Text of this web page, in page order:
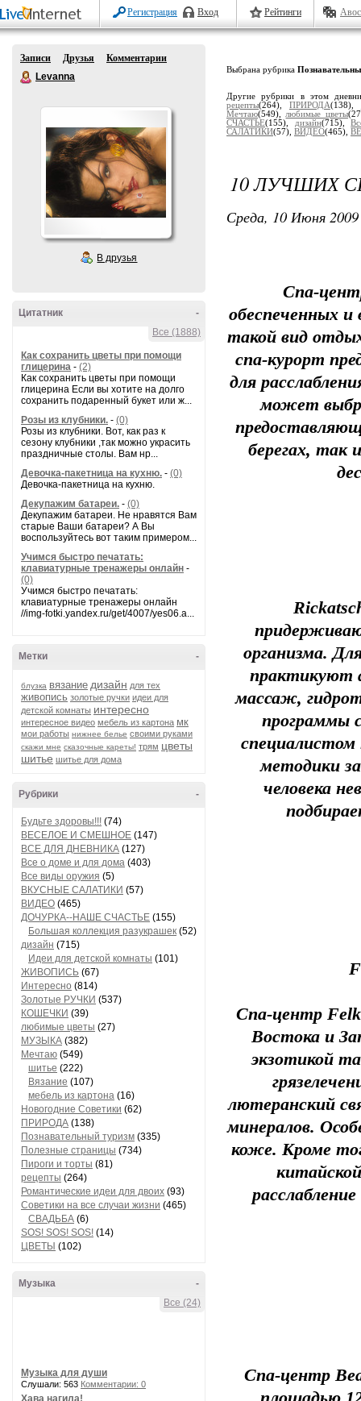
Регистрация Вход Рейтинги
Записи Друзья
Комментарии
Levanna
В друзья
-
Цитатник
Все (1888)
Как сохранить цветы при помощи
глицерина - (2)
Как сохранить цветы при помощи
глицерина Если вы хотите на долго
сохранить подаренный букет или ж...
Розы из клубники. - (0)
Розы из клубники. Вот, как раз к
сезону клубники ,так можно украсить
праздничные столы. Вам нр...
Девочка-пакетница на кухню. - (0)
Девочка-пакетница на кухню.
Декупажим батареи. - (0)
Декупажим батареи. Не нравятся Вам
старые Ваши батареи? А Вы
воспользуйтесь вот таким примером...
Учимся быстро печатать:
клавиатурные тренажеры онлайн -
(0)
Учимся быстро печатать:
клавиатурные тренажеры онлайн
//img-fotki.yandex.ru/get/4007/yes06.a...
-
Метки
блузка вязание дизайн для тех
живопись золотые ручки идеи для
детской комнаты интересно
интересное видео мебель из картона мк
мои работы нижнее белье своими руками
скажи мне сказочные кареты! трям цветы
шитье шитье для дома
-
Рубрики
Будьте здоровы!!! (74)
ВЕСЕЛОЕ И СМЕШНОЕ (147)
ВСЕ ДЛЯ ДНЕВНИКА (127)
Все о доме и для дома (403)
Все виды оружия (5)
ВКУСНЫЕ САЛАТИКИ (57)
ВИДЕО (465)
ДОЧУРКА--НАШЕ СЧАСТЬЕ (155)
Большая коллекция разукрашек (52)
дизайн (715)
Идеи для детской комнаты (101)
ЖИВОПИСЬ (67)
Интересно (814)
Золотые РУЧКИ (537)
КОШЕЧКИ (39)
любимые цветы (27)
МУЗЫКА (382)
Мечтаю (549)
шитье (222)
Вязание (107)
мебель из картона (16)
Новогодние Советики (62)
ПРИРОДА (138)
Познавательный туризм (335)
Полезные страницы (734)
Пироги и торты (81)
рецепты (264)
Романтические идеи для двоих (93)
Советики на все случаи жизни (465)
СВАДЬБА (6)
SOS! SOS! SOS! (14)
ЦВЕТЫ (102)
-
Музыка
Все (24)
Музыка для души
Слушали: 563 Комментарии: 0
Хава нагила!
Выбрана рубрика
Другие рубрики в этом
рецепты(264), ПРИРОДА(138),
Мечтаю(549), любимые цветы
СЧАСТЬЕ(155), дизайн(715),
САЛАТИКИ(57), ВИДЕО(465),
10 ЛУЧШИХ
Среда, 10 Июня
Спа-
обеспеченных
такой вид
спа-курорт
для
может
берегах, так
организма.
практикуют
массаж,
программы
специалистом
методики
человека
Спа-центр
Востока и
экзотикой
лютеранский
минералов.
коже. Кроме
Спа-центр